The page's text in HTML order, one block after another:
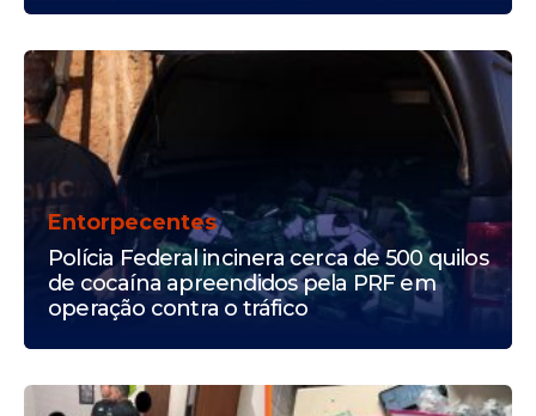
Entorpecentes
Polícia Federal incinera cerca de 500 quilos
de cocaína apreendidos pela PRF em
operação contra o tráfico